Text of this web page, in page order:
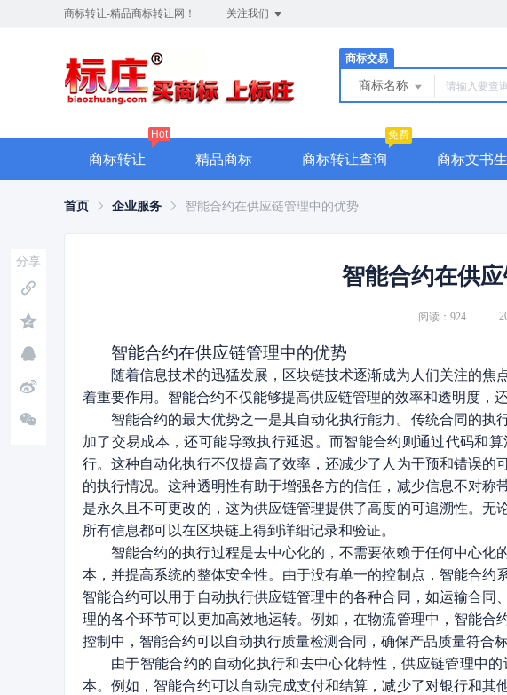
商标转让-精品商标转让网！ 关注我们
商标交易
商标名称
商标转让
Hot
精品商标 商标转让查询
免费
商标文书
首页 企业服务 智能合约在供应链管理中的优势
智能合约在供
阅读：924
智能合约在供应链管理中的优势
随着信息技术的迅猛发展，区块链技术逐渐成为人们关注的
着重要作用。智能合约不仅能够提高供应链管理的效率和透明度，
智能合约的最大优势之一是其自动化执行能力。传统合同的
加了交易成本，还可能导致执行延迟。而智能合约则通过代码和
行。这种自动化执行不仅提高了效率，还减少了人为干预和错误
的执行情况。这种透明性有助于增强各方的信任，减少信息不对
是永久且不可更改的，这为供应链管理提供了高度的可追溯性。无
所有信息都可以在区块链上得到详细记录和验证。
智能合约的执行过程是去中心化的，不需要依赖于任何中心
本，并提高系统的整体安全性。由于没有单一的控制点，智能合约
智能合约可以用于自动执行供应链管理中的各种合同，如运输合
理的各个环节可以更加高效地运转。例如，在物流管理中，智能
控制中，智能合约可以自动执行质量检测合同，确保产品质量符合标
由于智能合约的自动化执行和去中心化特性，供应链管理中
本。例如，智能合约可以自动完成支付和结算，减少了对银行和
分享